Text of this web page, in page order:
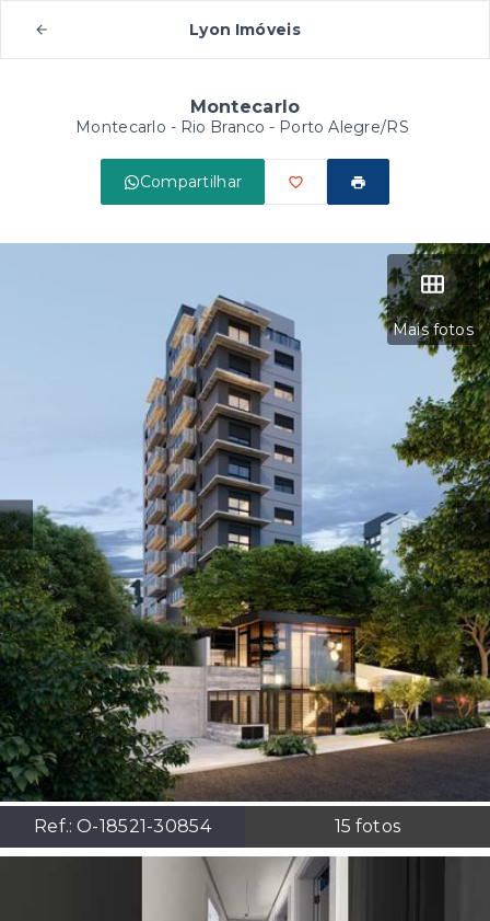
Lyon Imóveis
Montecarlo
Montecarlo - Rio Branco - Porto Alegre/RS
Compartilhar
Mais fotos
Ref.:O-18521-30854 15 fotos